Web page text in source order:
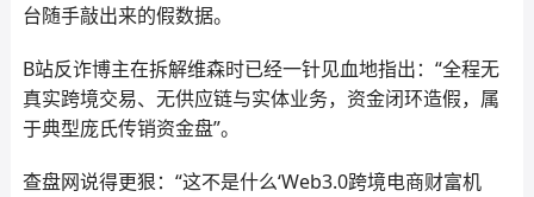
台随手敲出来的假数据。
B站反诈博主在拆解维森时已经一针见血地指出：“全程无
真实跨境交易、无供应链与实体业务，资金闭环造假，属
于典型庞氏传销资金盘”。
查盘网说得更狠：“这不是什么‘Web3.0跨境电商财富机